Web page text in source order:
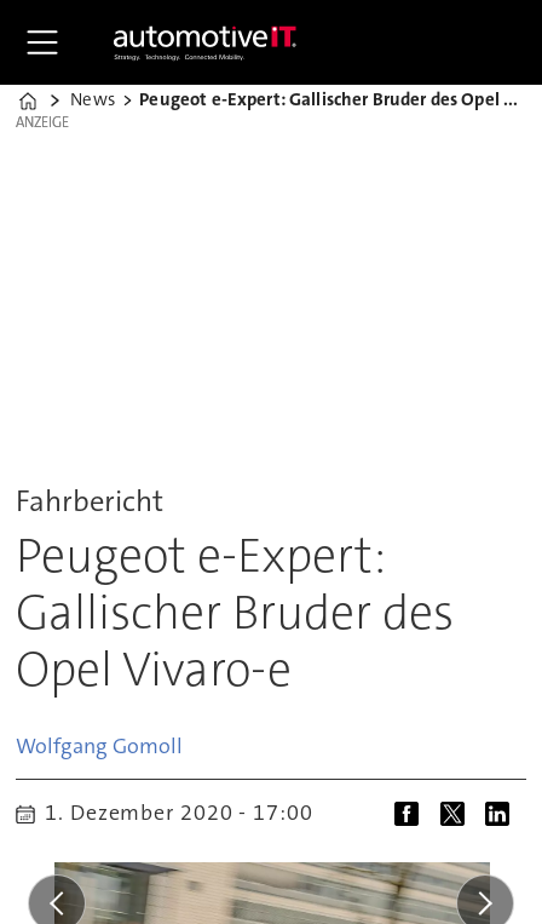
Home
News Peugeot e-Expert: Gallischer Bruder des Opel Vivaro-e
ANZEIGE
ANZEIGE
Fahrbericht
Peugeot e-Expert:
Gallischer Bruder des
Opel Vivaro-e
Wolfgang Gomoll
1. Dezember 2020 - 17:00